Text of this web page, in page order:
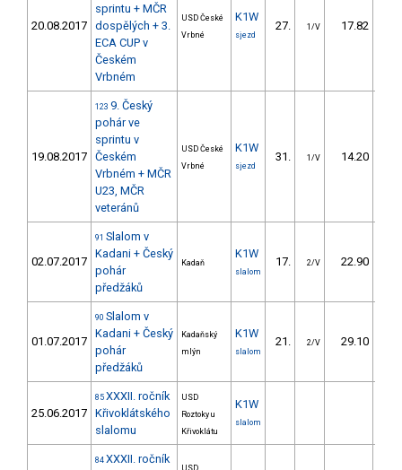
20.08.2017
sprintu + MČR
dospělých + 3.
ECA CUP v
Českém
Vrbném
USD České
Vrbné
K1W
sjezd
27. 1/V 17.82
19.08.2017
123 9. Český
pohár ve
sprintu v
Českém
Vrbném + MČR
U23, MČR
veteránů
USD České
Vrbné
K1W
sjezd
31. 1/V 14.20
02.07.2017
91 Slalom v
Kadani + Český
pohár
předžáků
Kadaň
K1W
slalom
17. 2/V 22.90
01.07.2017
90 Slalom v
Kadani + Český
pohár
předžáků
Kadaňský
mlýn
K1W
slalom
21. 2/V 29.10
25.06.2017
85 XXXII. ročník
Křivoklátského
slalomu
USD
Roztoky u
Křivoklátu
K1W
slalom
84 XXXII. ročník